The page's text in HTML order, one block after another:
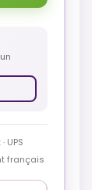
UPS
français